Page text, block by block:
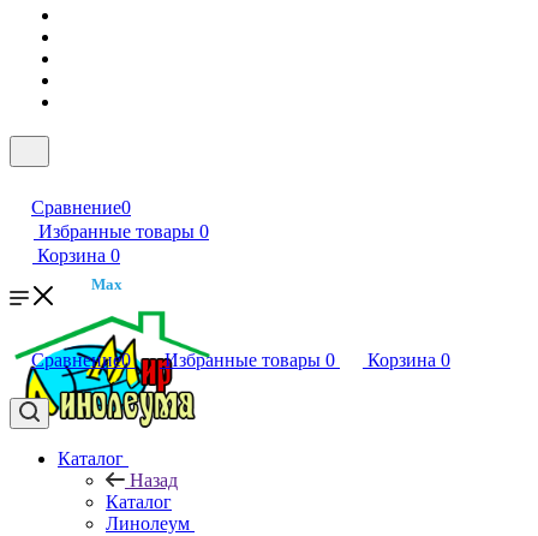
Сравнение0
Избранные товары 0
Корзина 0
Max
Сравнение0 Избранные товары 0 Корзина 0
Каталог
Назад
Каталог
Линолеум